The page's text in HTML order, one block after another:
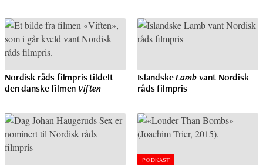
Nordisk råds filmpris tildelt
den danske filmen Viften
IslandskeLambvant Nordisk
råds filmpris
PODKAST